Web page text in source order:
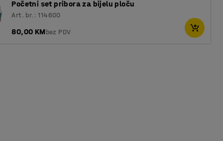
Početni set pribora za bijelu ploču
Art. br.: 114600
80,00 KMbez PDV